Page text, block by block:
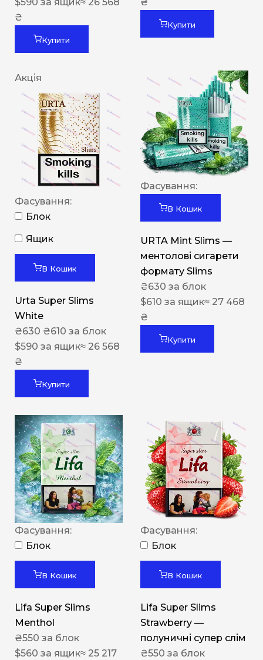
$590 за ящик≈ 26 568
₴
Купити
₴
Купити
Акція
Фасування:
Блок
Ящик
В Кошик
Urta Super Slims
White
₴630 ₴610 за блок
$590 за ящик≈ 26 568
₴
Купити
Фасування:
В Кошик
URTA Mint Slims —
ментолові сигарети
формату Slims
₴630 за блок
$610 за ящик≈ 27 468
₴
Купити
Фасування:
Блок
В Кошик
Lifa Super Slims
Menthol
₴550 за блок
$560 за ящик≈ 25 217
Фасування:
Блок
В Кошик
Lifa Super Slims
Strawberry —
полуничні супер слім
₴550 за блок